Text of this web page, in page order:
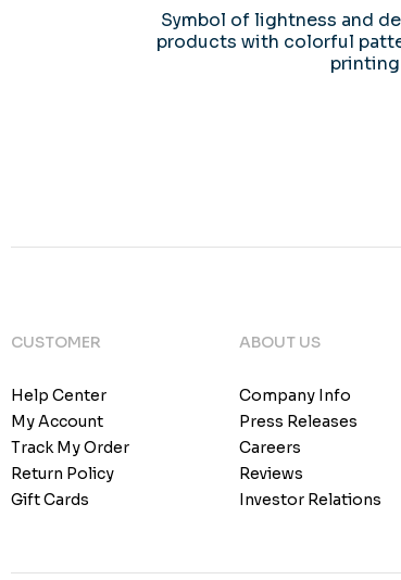
Symbol of lightness and
products with colorful
CUSTOMER
Help Center
My Account
Track My Order
Return Policy
Gift Cards
ABOUT US
Company Info
Press Releases
Careers
Reviews
Investor Relations